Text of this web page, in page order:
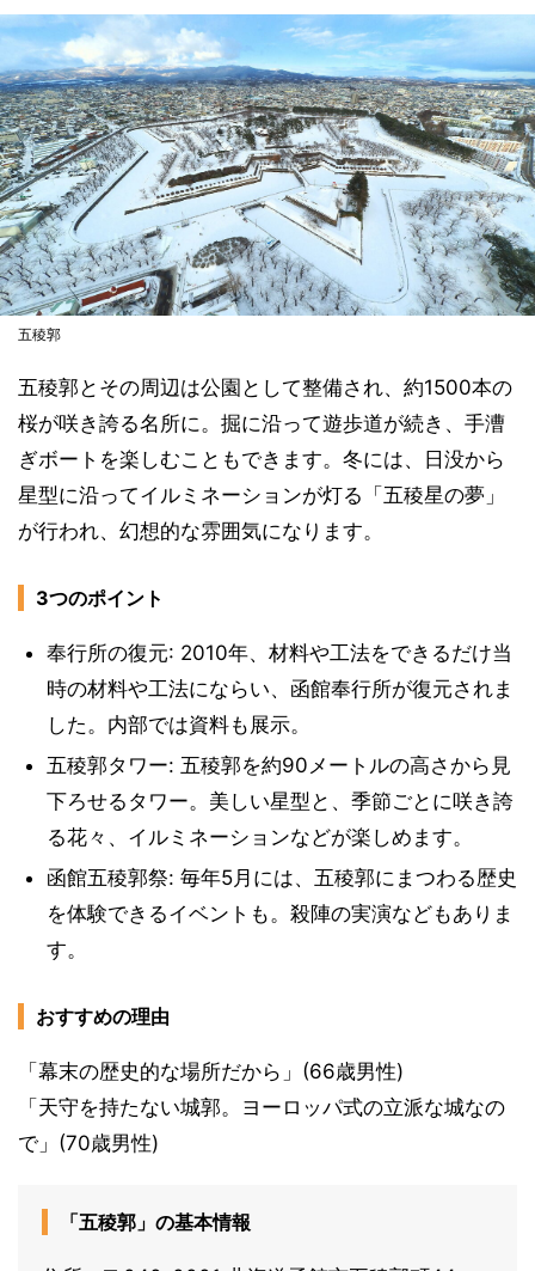
五稜郭
五稜郭とその周辺は公園として整備され、約1500本の
桜が咲き誇る名所に。掘に沿って遊歩道が続き、手漕
ぎボートを楽しむこともできます。冬には、日没から
星型に沿ってイルミネーションが灯る「五稜星の夢」
が行われ、幻想的な雰囲気になります。
3つのポイント
奉行所の復元: 2010年、材料や工法をできるだけ当
時の材料や工法にならい、函館奉行所が復元されま
した。内部では資料も展示。
五稜郭タワー: 五稜郭を約90メートルの高さから見
下ろせるタワー。美しい星型と、季節ごとに咲き誇
る花々、イルミネーションなどが楽しめます。
函館五稜郭祭: 毎年5月には、五稜郭にまつわる歴史
を体験できるイベントも。殺陣の実演などもありま
す。
おすすめの理由
「幕末の歴史的な場所だから」(66歳男性)
「天守を持たない城郭。ヨーロッパ式の立派な城なの
で」(70歳男性)
「五稜郭」の基本情報